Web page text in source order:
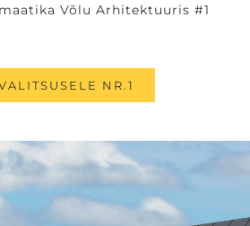
Võlu Arhitektuuris #1
NR.1